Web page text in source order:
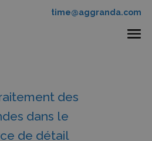
time@aggranda.com
des
dans le
de détail